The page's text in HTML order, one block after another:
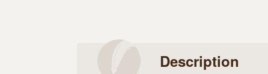
Description